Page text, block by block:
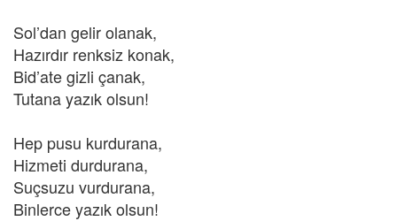
Sol’dan gelir olanak,
Hazırdır renksiz konak,
Bid’ate gizli çanak,
Tutana yazık olsun!
Hep pusu kurdurana,
Hizmeti durdurana,
Suçsuzu vurdurana,
Binlerce yazık olsun!